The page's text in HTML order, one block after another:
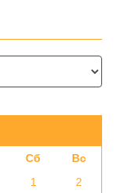
Сб
Вс
1
2